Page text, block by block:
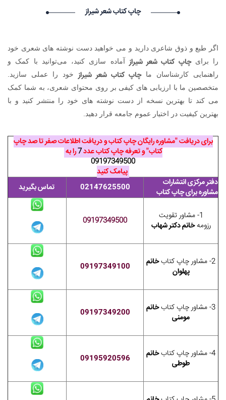
ساعت ۱۵:۵۶:۱۳ تاریخ ۱۴۰۵/۵/۱۷
Lychshie karnizi_sbma Lychshie karnizi_sbma گرامی :
درخواست استخدام شما با موفقیت انجام شد ساعت ۸:۵۸:۱۱ تاریخ
۱۴۰۵/۵/۱۷
Narkolog na dom_kipt Narkolog na dom_kipt گرامی :
درخواست استخدام شما با موفقیت انجام شد ساعت ۸:۱۴:۱۲ تاریخ
۱۴۰۵/۵/۱۷
چاپ کتاب شعر شیراز
اگر طبع و ذوق شاعری دارید و می خواهید دست نوشته های شعری خود
را برایچاپ کتاب شعر شیراز آماده سازی کنید، می‌توانید با کمک و
راهنمایی کارشناسان ماچاپ کتاب شعر شیراز خود را عملی سازید.
متخصصین ما با ارزیابی های کیفی بر روی محتوای شعری، به شما کمک
می کند تا بهترین نسخه از دست نوشته های خود را منتشر کنید و با
بهترین کیفیت در اختیار عموم جامعه قرار دهید.
برای دریافت "مشاوره رایگان چاپ کتاب و دریافت اطلاعات صفر تا صد چاپ
کتاب" و تعرفه چاپ کتاب عدد7را به
09197349500
پیامک کنید
دفتر مرکزی انتشارات
مشاوره برای چاپ کتاب
02147625500 تماس بگیرید
1- مشاور تقویت
رزومهخانم دکتر شهاب 09197349500
2- مشاور چاپ کتاب
خانم
پهلوان
09197349100
3- مشاور چاپ کتاب
خانم
مومنی
09197349200
4- مشاور چاپ کتاب
خانم
طوطی
09195920596